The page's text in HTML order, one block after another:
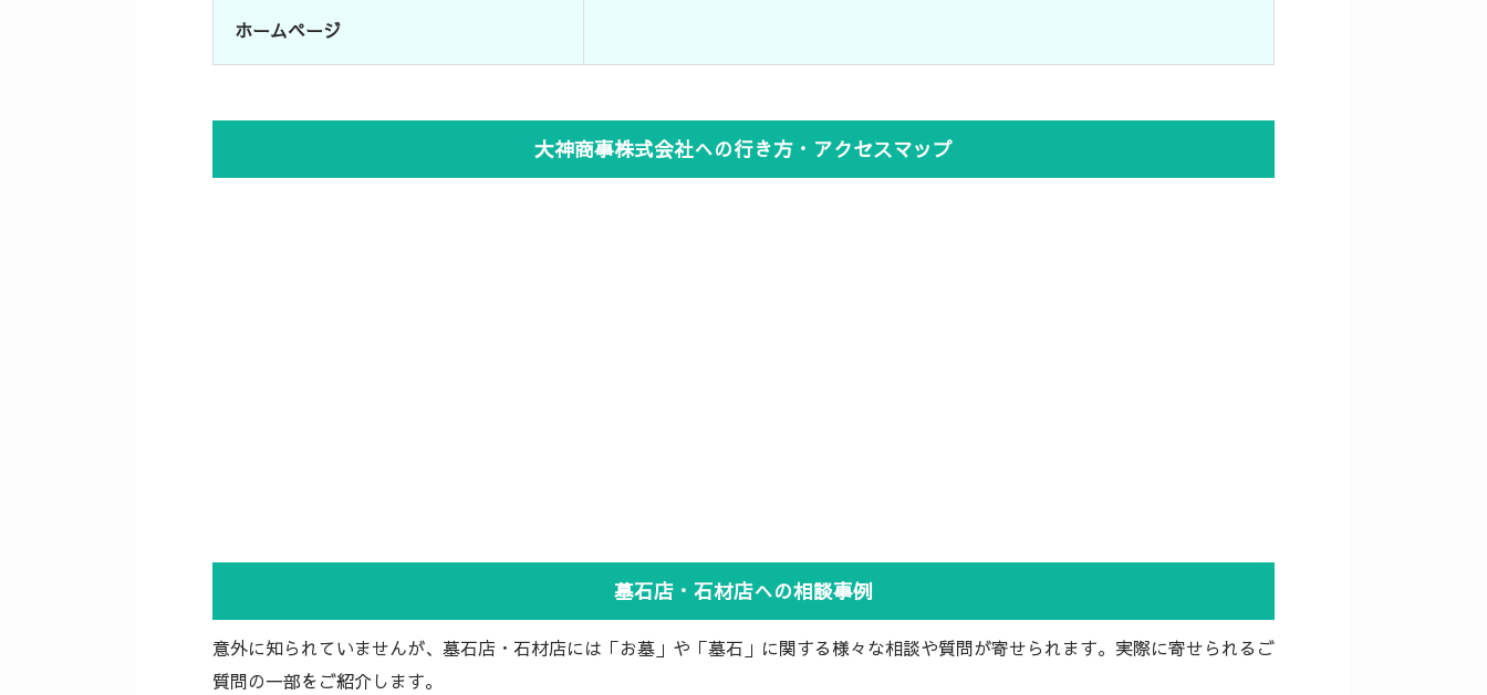
ホームページ
大神商事株式会社への行き方・アクセスマップ
墓石店・石材店への相談事例
意外に知られていませんが、墓石店・石材店には「お墓」や「墓石」に関する様々な相談や質問が寄せられます。実際に寄せられるご
質問の一部をご紹介します。